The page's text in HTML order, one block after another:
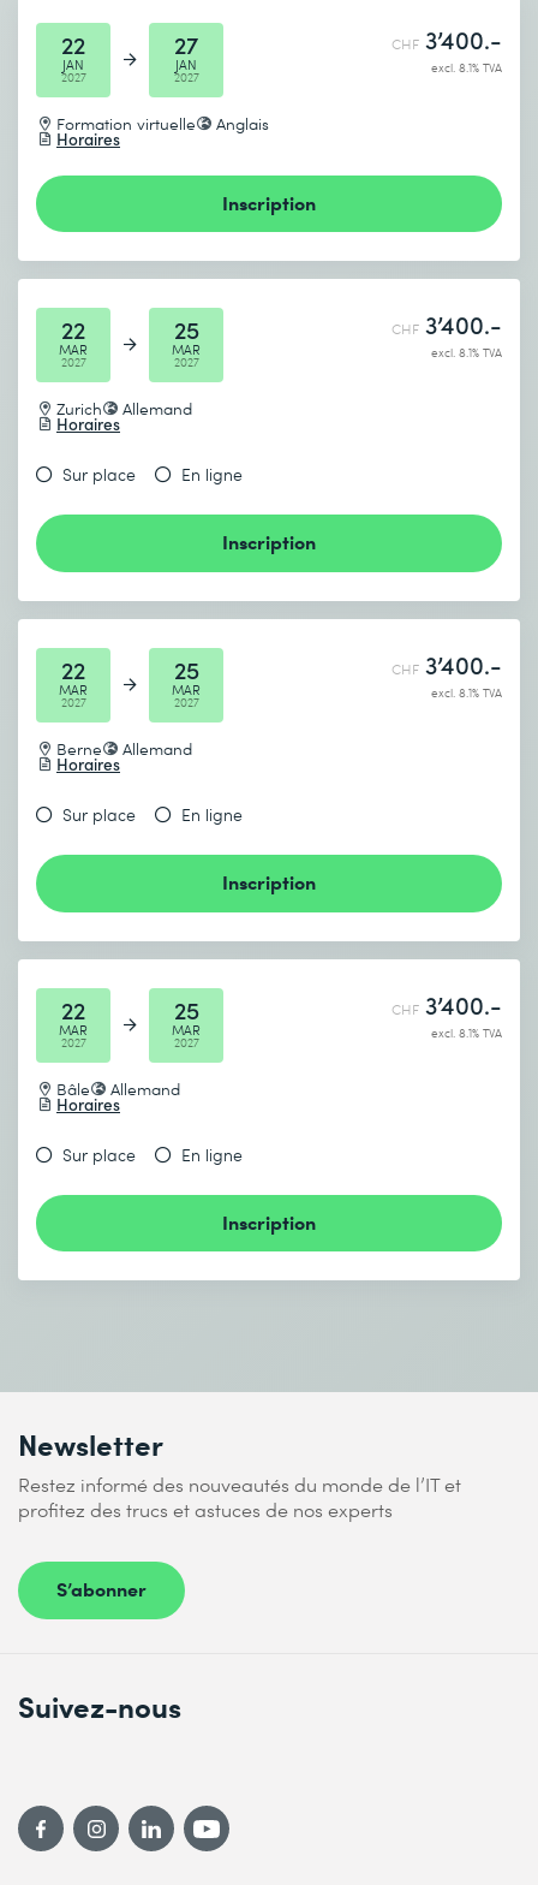
22
JAN
2027
27
JAN
2027
Formation virtuelle Anglais
Horaires
CHF 3’400.-
excl. 8.1% TVA
Inscription
22
MAR
2027
25
MAR
2027
Zurich Allemand
Horaires
CHF 3’400.-
excl. 8.1% TVA
Sur place En ligne
Inscription
22
MAR
2027
25
MAR
2027
Berne Allemand
Horaires
CHF 3’400.-
excl. 8.1% TVA
Sur place En ligne
Inscription
22
MAR
2027
25
MAR
2027
Bâle Allemand
Horaires
CHF 3’400.-
excl. 8.1% TVA
Sur place En ligne
Inscription
Newsletter
Restez informé des nouveautés du monde de l’IT et
profitez des trucs et astuces de nos experts
S’abonner
Suivez-nous